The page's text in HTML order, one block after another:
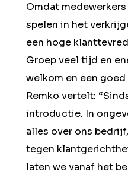
Omdat
spelen in het
een hoge
Groep veel tijd en
welkom en een
Remko vertelt:
introductie. In
alles over ons
tegen
laten we vanaf het